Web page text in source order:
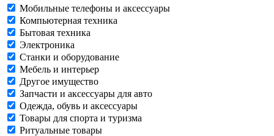
Мобильные телефоны и аксессуары
Компьютерная техника
Бытовая техника
Электроника
Станки и оборудование
Мебель и интерьер
Другое имущество
Запчасти и аксессуары для авто
Одежда, обувь и аксессуары
Товары для спорта и туризма
Ритуальные товары